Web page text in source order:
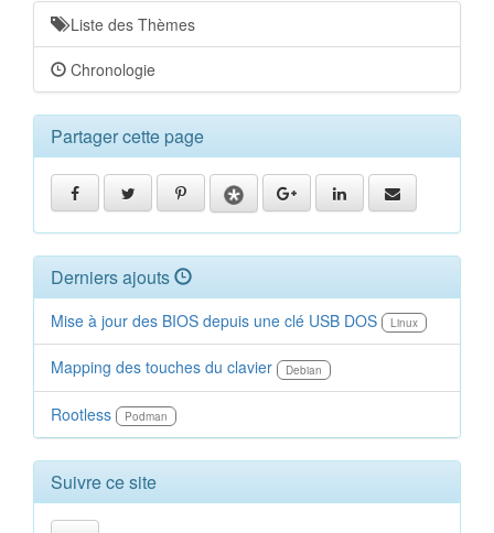
Liste des Thèmes
Chronologie
Partager cette page
Derniers ajouts
Mise à jour des BIOS depuis une clé USB DOS Linux
Mapping des touches du clavier Debian
Rootless Podman
Suivre ce site